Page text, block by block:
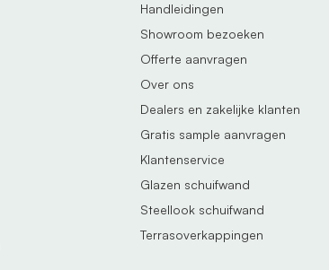
Handleidingen
Showroom bezoeken
Offerte aanvragen
Over ons
Dealers en zakelijke klanten
Gratis sample aanvragen
Klantenservice
Glazen schuifwand
Steellook schuifwand
Terrasoverkappingen